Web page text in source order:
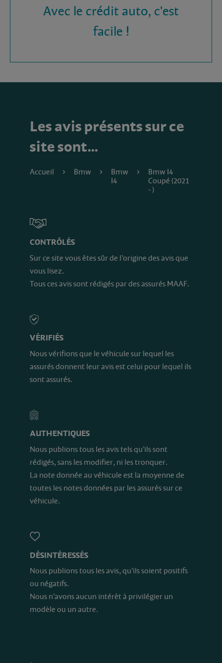
Avec le crédit auto, c'est
facile !
Les avis présents sur ce
site sont…
Accueil Bmw
Bmw
I4
Bmw I4
Coupé (2021
- )
CONTRÔLÉS
Sur ce site vous êtes sûr de l’origine des avis que
vous lisez.
Tous ces avis sont rédigés par des assurés MAAF.
VÉRIFIÉS
Nous vérifions que le véhicule sur lequel les
assurés donnent leur avis est celui pour lequel ils
sont assurés.
AUTHENTIQUES
Nous publions tous les avis tels qu’ils sont
rédigés, sans les modifier, ni les tronquer.
La note donnée au véhicule est la moyenne de
toutes les notes données par les assurés sur ce
véhicule.
DÉSINTÉRESSÉS
Nous publions tous les avis, qu’ils soient positifs
ou négatifs.
Nous n’avons aucun intérêt à privilégier un
modèle ou un autre.